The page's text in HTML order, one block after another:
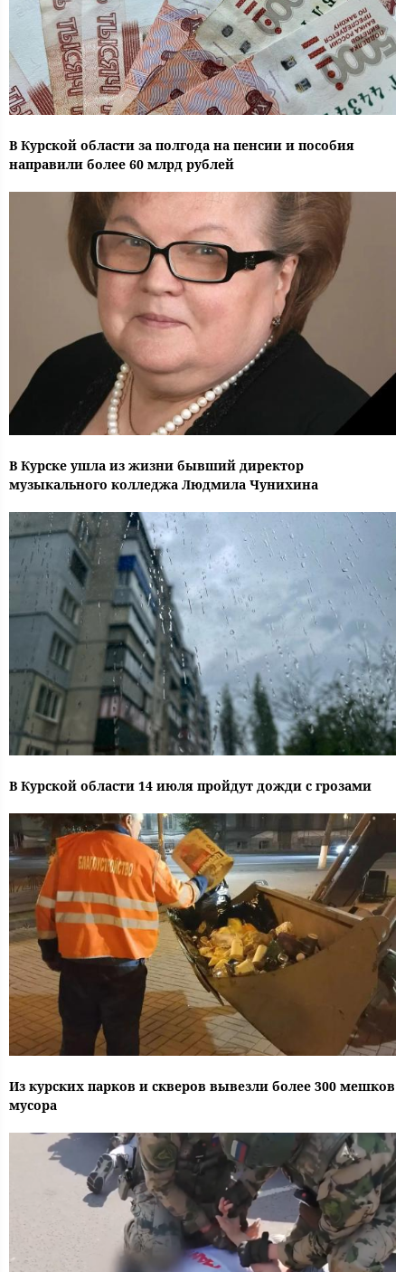
В Курской области за полгода на пенсии и пособия
направили более 60 млрд рублей
В Курске ушла из жизни бывший директор
музыкального колледжа Людмила Чунихина
В Курской области 14 июля пройдут дожди с грозами
Из курских парков и скверов вывезли более 300 мешков
мусора